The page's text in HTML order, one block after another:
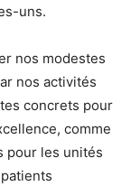
uns.
nos modestes
nos activités
concrets pour
comme
pour les unités